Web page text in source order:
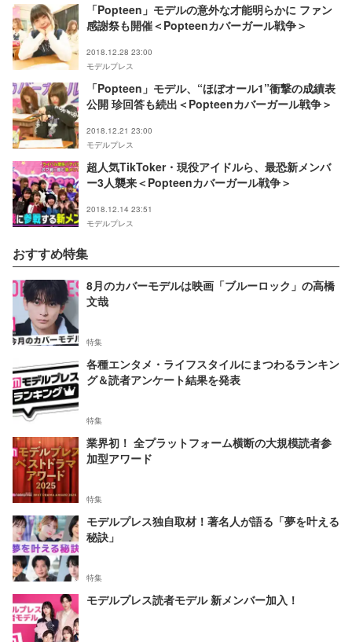
「Popteen」モデルの意外な才能明らかに ファン
感謝祭も開催＜Popteenカバーガール戦争＞
2018.12.28 23:00
モデルプレス
「Popteen」モデル、“ほぼオール1”衝撃の成績表
公開 珍回答も続出＜Popteenカバーガール戦争＞
2018.12.21 23:00
モデルプレス
超人気TikToker・現役アイドルら、最恐新メンバ
ー3人襲来＜Popteenカバーガール戦争＞
2018.12.14 23:51
モデルプレス
おすすめ特集
8月のカバーモデルは映画「ブルーロック」の高橋
文哉
特集
各種エンタメ・ライフスタイルにまつわるランキン
グ＆読者アンケート結果を発表
特集
業界初！ 全プラットフォーム横断の大規模読者参
加型アワード
特集
モデルプレス独自取材！著名人が語る「夢を叶える
秘訣」
特集
モデルプレス読者モデル 新メンバー加入！